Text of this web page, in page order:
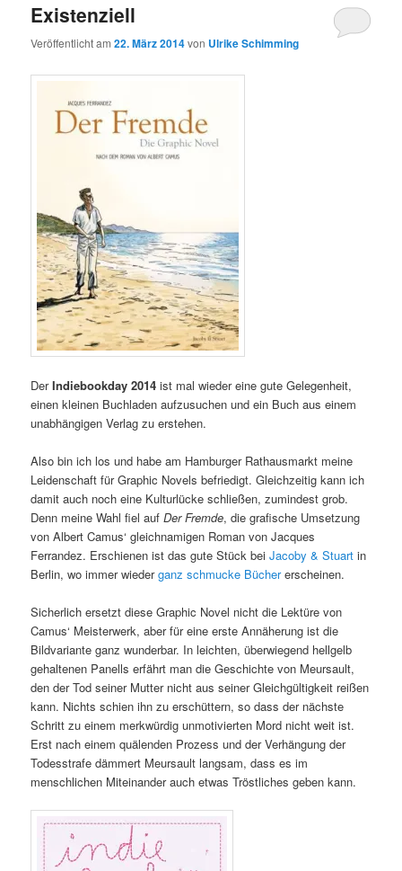
Existenziell
Veröffentlicht am22. März 2014von Ulrike Schimming
DerIndiebookday 2014 ist mal wieder eine gute Gelegenheit,
einen kleinen Buchladen aufzusuchen und ein Buch aus einem
unabhängigen Verlag zu erstehen.
Also bin ich los und habe am Hamburger Rathausmarkt meine
Leidenschaft für Graphic Novels befriedigt. Gleichzeitig kann ich
damit auch noch eine Kulturlücke schließen, zumindest grob.
Denn meine Wahl fiel aufDer Fremde, die grafische Umsetzung
von Albert Camus‘ gleichnamigen Roman von Jacques
Ferrandez. Erschienen ist das gute Stück beiJacoby & Stuart in
Berlin, wo immer wiederganz schmucke Büchererscheinen.
Sicherlich ersetzt diese Graphic Novel nicht die Lektüre von
Camus‘ Meisterwerk, aber für eine erste Annäherung ist die
Bildvariante ganz wunderbar. In leichten, überwiegend hellgelb
gehaltenen Panells erfährt man die Geschichte von Meursault,
den der Tod seiner Mutter nicht aus seiner Gleichgültigkeit reißen
kann. Nichts schien ihn zu erschüttern, so dass der nächste
Schritt zu einem merkwürdig unmotivierten Mord nicht weit ist.
Erst nach einem quälenden Prozess und der Verhängung der
Todesstrafe dämmert Meursault langsam, dass es im
menschlichen Miteinander auch etwas Tröstliches geben kann.